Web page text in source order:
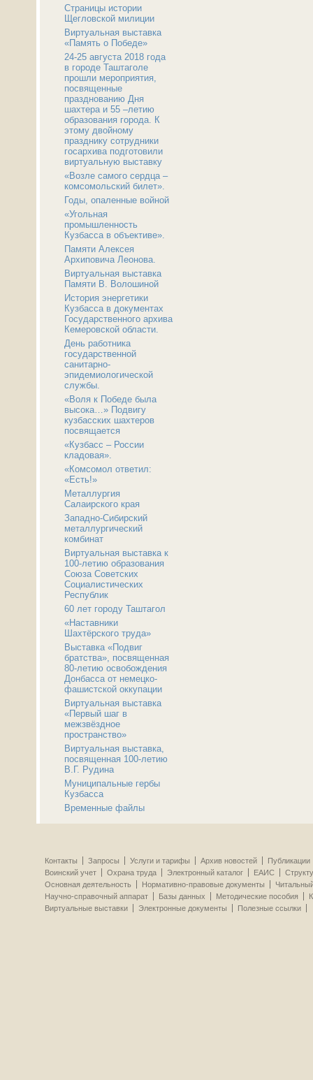
Страницы истории
Щегловской милиции
Виртуальная выставка
«Память о Победе»
24-25 августа 2018 года
в городе Таштаголе
прошли мероприятия,
посвященные
празднованию Дня
шахтера и 55 –летию
образования города. К
этому двойному
празднику сотрудники
госархива подготовили
виртуальную выставку
«Возле самого сердца –
комсомольский билет».
Годы, опаленные войной
«Угольная
промышленность
Кузбасса в объективе».
Памяти Алексея
Архиповича Леонова.
Виртуальная выставка
Памяти В. Волошиной
История энергетики
Кузбасса в документах
Государственного архива
Кемеровской области.
День работника
государственной
санитарно-
эпидемиологической
службы.
«Воля к Победе была
высока…» Подвигу
кузбасских шахтеров
посвящается
«Кузбасс – России
кладовая».
«Комсомол ответил:
«Есть!»
Металлургия
Салаирского края
Западно-Сибирский
металлургический
комбинат
Виртуальная выставка к
100-летию образования
Союза Советских
Социалистических
Республик
60 лет городу Таштагол
«Наставники
Шахтёрского труда»
Выставка «Подвиг
братства», посвященная
80-летию освобождения
Донбасса от немецко-
фашистской оккупации
Виртуальная выставка
«Первый шаг в
межзвёздное
пространство»
Виртуальная выставка,
посвященная 100-летию
В.Г. Рудина
Муниципальные гербы
Кузбасса
Временные файлы
Контакты Запросы Услуги и тарифы Архив новостей
Публикации
Воинский учет
Охрана труда Электронный каталог ЕАИС
Основная деятельность
Нормативно-правовые документы
Научно-справочный аппарат
Базы данных Методические пособия
Виртуальные выставки
Электронные документы Полезные ссылки